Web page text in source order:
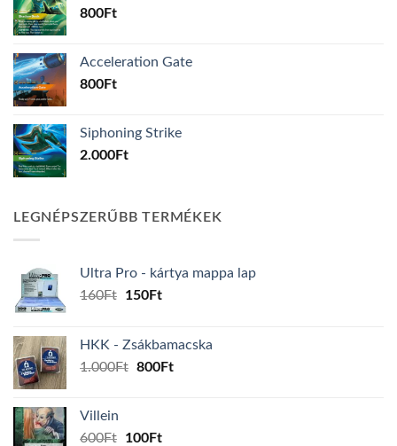
800Ft
Acceleration Gate
800Ft
Siphoning Strike
2.000Ft
LEGNÉPSZERŰBB TERMÉKEK
Ultra Pro - kártya mappa lap
160Ft
Original
160Ft.
150FtCurrent
150Ft.
HKK - Zsákbamacska
1.000Ft Original
800FtCurrent
Villein
600Ft
Original
100FtCurrent